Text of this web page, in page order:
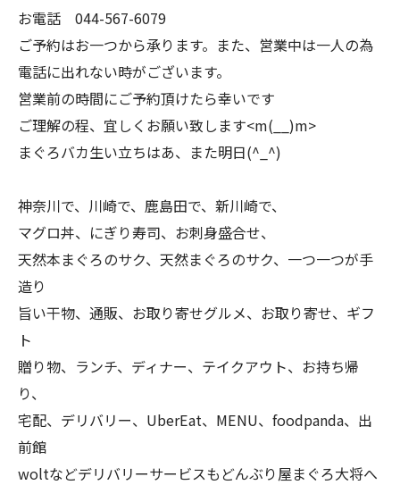
お電話 044-567-6079
ご予約はお一つから承ります。また、営業中は一人の為
電話に出れない時がございます。
営業前の時間にご予約頂けたら幸いです
ご理解の程、宜しくお願い致します<m(__)m>
まぐろバカ生い立ちはあ、また明日(^_^)
神奈川で、川崎で、鹿島田で、新川崎で、
マグロ丼、にぎり寿司、お刺身盛合せ、
天然本まぐろのサク、天然まぐろのサク、一つ一つが手
造り
旨い干物、通販、お取り寄せグルメ、お取り寄せ、ギフ
ト
贈り物、ランチ、ディナー、テイクアウト、お持ち帰
り、
宅配、デリバリー、UberEat、MENU、foodpanda、出
前館
woltなどデリバリーサービスもどんぶり屋まぐろ大将へ